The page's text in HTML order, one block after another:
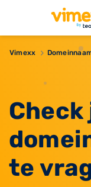
Vimexx
Check
te